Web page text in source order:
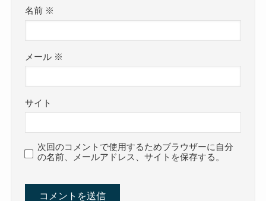
名前 ※
メール ※
サイト
次回のコメントで使用するためブラウザーに自分
の名前、メールアドレス、サイトを保存する。